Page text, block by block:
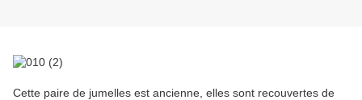
Cette paire de jumelles est ancienne, elles sont recouvertes de